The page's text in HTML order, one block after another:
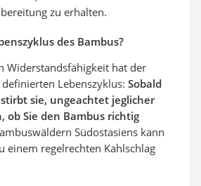
zu erhalten.
des Bambus?
Widerstandsfähigkeit hat der
Lebenszyklus: Sobald
sie, ungeachtet jeglicher
ob Sie den Bambus richtig
Südostasiens kann
einem regelrechten Kahlschlag